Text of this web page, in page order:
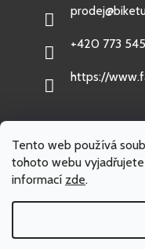
Tento web používá
tohoto webu vyjadřujete
informací zde.
prodej@
+420 773
https://
Copyright 2026